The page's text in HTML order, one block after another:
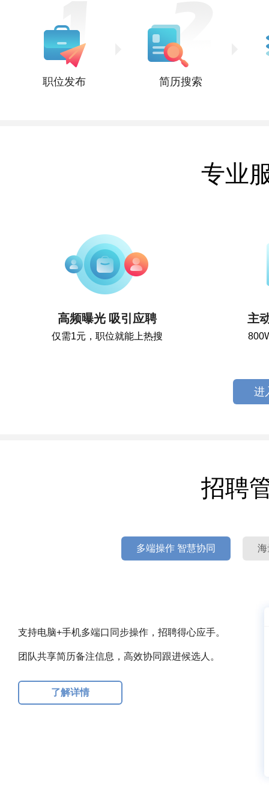
职位发布 简历搜索
专业
高频曝光 吸引应聘
仅需1元，职位就能上热搜
主
进
招聘
多端操作 智慧协同 海
支持电脑+手机多端口同步操作，招聘得心应手。
团队共享简历备注信息，高效协同跟进候选人。
了解详情